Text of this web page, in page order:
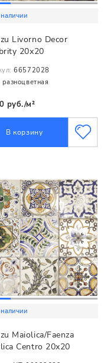
Livorno Decor
20х20
66572028
разноцветная
руб./м²
В корзину
Maiolica/Faenza
Centro 20х20